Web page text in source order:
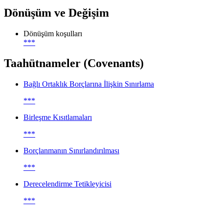
Dönüşüm ve Değişim
Dönüşüm koşulları
***
Taahütnameler (Covenants)
Bağlı Ortaklık Borçlarına İlişkin Sınırlama
***
Birleşme Kısıtlamaları
***
Borçlanmanın Sınırlandırılması
***
Derecelendirme Tetikleyicisi
***